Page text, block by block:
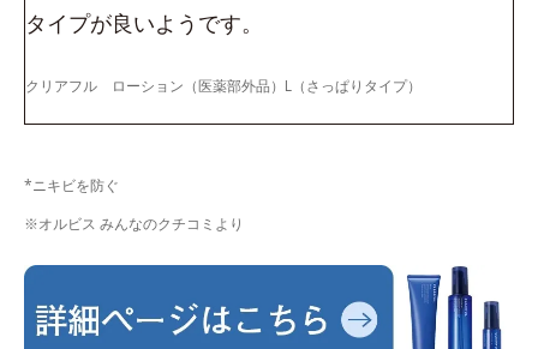
タイプが良いようです。
クリアフル ローション（医薬部外品）L（さっぱりタイプ）
*ニキビを防ぐ
※オルビス みんなのクチコミより